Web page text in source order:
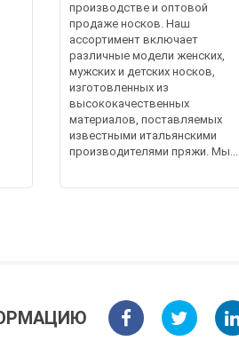
производстве и оптовой
продаже носков. Наш
ассортимент включает
различные модели женских,
мужских и детских носков,
изготовленных из
высококачественных
материалов, поставляемых
известными итальянскими
производителями пряжи. Мы...